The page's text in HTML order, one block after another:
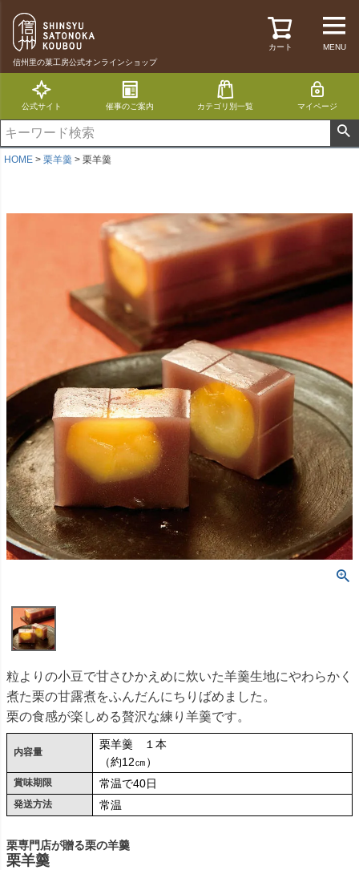
信州里の菓工房公式オンラインショップ
カート MENU
公式サイト 催事のご案内 カテゴリ別一覧 マイページ
HOME 栗羊羹 栗羊羹
粒よりの小豆で甘さひかえめに炊いた羊羹生地にやわらかく
煮た栗の甘露煮をふんだんにちりばめました。
栗の食感が楽しめる贅沢な練り羊羹です。
内容量
栗羊羹 １本
（約12㎝）
賞味期限 常温で40日
発送方法 常温
栗専門店が贈る栗の羊羹
栗羊羹